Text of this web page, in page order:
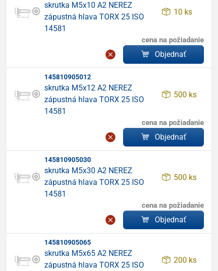
skrutka M5x10 A2 NEREZ
zápustná hlava TORX 25 ISO
14581
10 ks
cena na požiadanie
Objednať
145810905012
skrutka M5x12 A2 NEREZ
zápustná hlava TORX 25 ISO
14581
500 ks
cena na požiadanie
Objednať
145810905030
skrutka M5x30 A2 NEREZ
zápustná hlava TORX 25 ISO
14581
500 ks
cena na požiadanie
Objednať
145810905065
skrutka M5x65 A2 NEREZ
zápustná hlava TORX 25 ISO
200 ks